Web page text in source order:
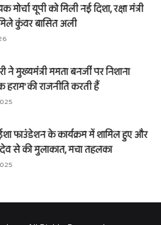
यूपी को मिली नई दिशा, रक्षा मंत्री
कुंवर बासित अली
ने मुख्यमंत्री ममता बनर्जी पर निशाना
की राजनीति करती हैं
फाउंडेशन के कार्यक्रम में शामिल हुए और
से की मुलाकात, मचा तहलका